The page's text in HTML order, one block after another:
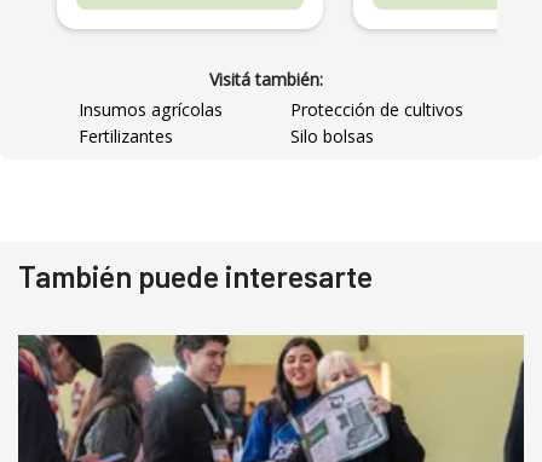
Visitá también:
Insumos agrícolas
Protección de cultivos
Fertilizantes
Silo bolsas
También puede interesarte